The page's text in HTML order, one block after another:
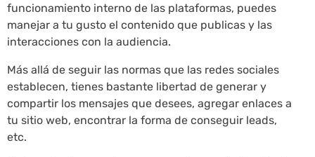
funcionamiento interno de las plataformas, puedes
manejar a tu gusto el contenido que publicas y las
interacciones con la audiencia.
Más allá de seguir las normas que las redes sociales
establecen, tienes bastante libertad de generar y
compartir los mensajes que desees, agregar enlaces a
tu sitio web, encontrar la forma de conseguir leads,
etc.